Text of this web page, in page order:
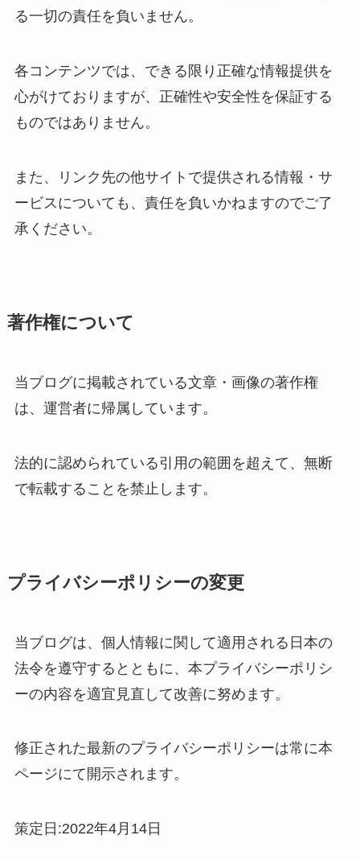
る一切の責任を負いません。
各コンテンツでは、できる限り正確な情報提供を
心がけておりますが、正確性や安全性を保証する
ものではありません。
また、リンク先の他サイトで提供される情報・サ
ービスについても、責任を負いかねますのでご了
承ください。
著作権について
当ブログに掲載されている文章・画像の著作権
は、運営者に帰属しています。
法的に認められている引用の範囲を超えて、無断
で転載することを禁止します。
プライバシーポリシーの変更
当ブログは、個人情報に関して適用される日本の
法令を遵守するとともに、本プライバシーポリシ
ーの内容を適宜見直して改善に努めます。
修正された最新のプライバシーポリシーは常に本
ページにて開示されます。
策定日:2022年4月14日